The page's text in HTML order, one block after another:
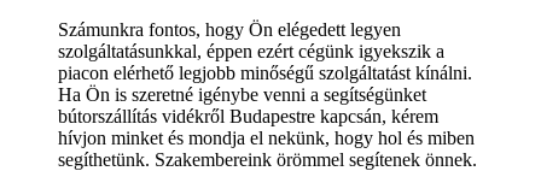
Számunkra fontos, hogy Ön elégedett legyen
szolgáltatásunkkal, éppen ezért cégünk igyekszik a
piacon elérhető legjobb minőségű szolgáltatást kínálni.
Ha Ön is szeretné igénybe venni a segítségünket
bútorszállítás vidékről Budapestre kapcsán, kérem
hívjon minket és mondja el nekünk, hogy hol és miben
segíthetünk. Szakembereink örömmel segítenek önnek.